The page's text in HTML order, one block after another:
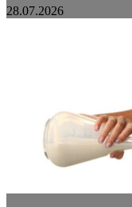
28.07.2026